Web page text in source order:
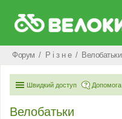
Форум Р i з н е Велобатьки
Швидкий доступ Допомога
Велобатьки